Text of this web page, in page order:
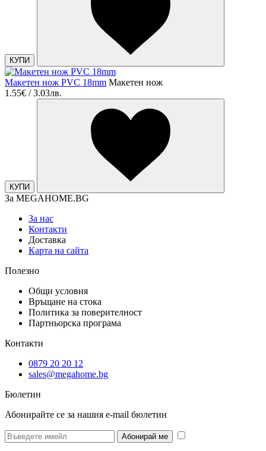
КУПИ
Макетен нож PVC 18mm Макетен нож
1.55€ / 3.03лв.
КУПИ
За MEGAHOME.BG
За нас
Контакти
Доставка
Карта на сайта
Полезно
Общи условия
Връщане на стока
Политика за поверителност
Партньорска програма
Контакти
0879 20 20 12
sales@megahome.bg
Бюлетин
Абонирайте се за нашия e-mail бюлетин